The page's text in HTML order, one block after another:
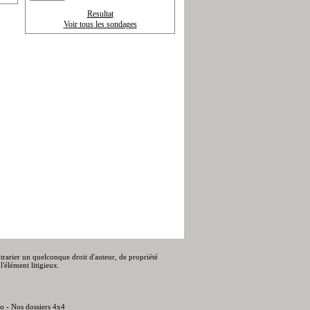
Resultat
Voir tous les sondages
un quelconque droit d'auteur, de propriété
litigieux.
- Nos dossiers 4x4